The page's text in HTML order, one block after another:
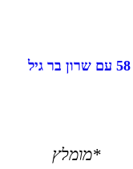
*מומלץ